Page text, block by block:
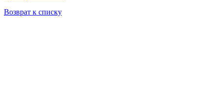
Возврат к списку